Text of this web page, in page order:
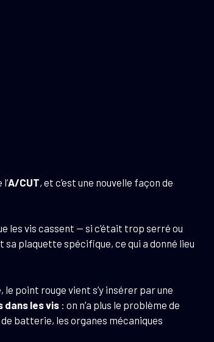
A/CUT, et c’est une nouvelle façon de
les vis cassent — si c’était trop serré ou
sa plaquette spécifique, ce qui a donné lieu
point rouge vient s’y insérer par une
dans les vis : on n’a plus le problème de
de batterie, les organes mécaniques